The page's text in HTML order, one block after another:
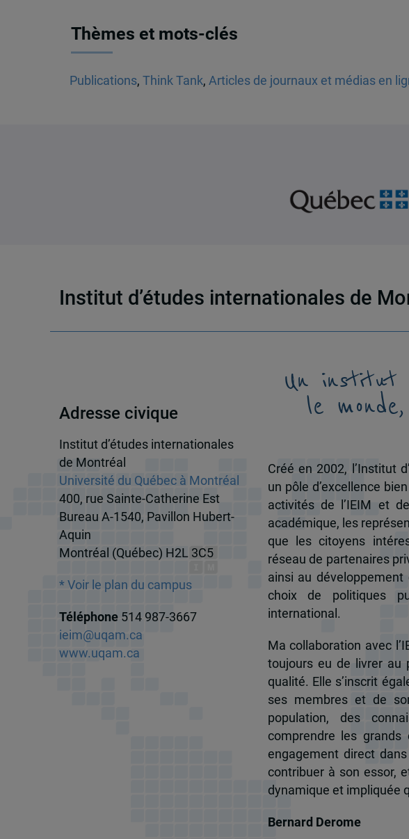
Thèmes et mots-clés
Publications, Think Tank, Articles de journaux et médias en
Institut d’études internationales de
Adresse civique
Institut d’études internationales
de Montréal
Université du Québec à Montréal
400, rue Sainte-Catherine Est
Bureau A-1540, Pavillon Hubert-
Aquin
Montréal (Québec) H2L 3C5
* Voir le plan du campus
Téléphone 514 987-3667
ieim@uqam.ca
www.uqam.ca
Un institut
le
Créé en 2002, l’Institut
un pôle d’excellence
activités de l’IEIM et
académique, les
que les citoyens
réseau de partenaires
ainsi au
choix de politiques
international.
Ma collaboration avec
toujours eu de livrer au
qualité. Elle s’inscrit
ses membres et de
population, des
comprendre les grands
engagement direct
contribuer à son essor,
dynamique et impliquée
Bernard Derome